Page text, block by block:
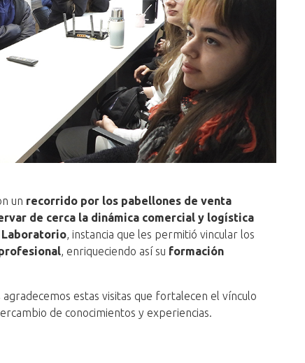
un recorrido por los pabellones de venta
de cerca la dinámica comercial y logística
Laboratorio, instancia que les permitió vincular los
, enriqueciendo así su formación
estas visitas que fortalecen el vínculo
de conocimientos y experiencias.